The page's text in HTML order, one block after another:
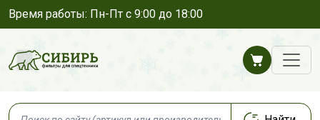
Время работы: Пн-Пт с 9:00 до 18:00